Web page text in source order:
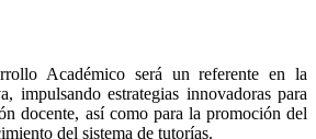
Académico será un referente en la
impulsando estrategias innovadoras para
docente, así como para la promoción del
del sistema de tutorías.